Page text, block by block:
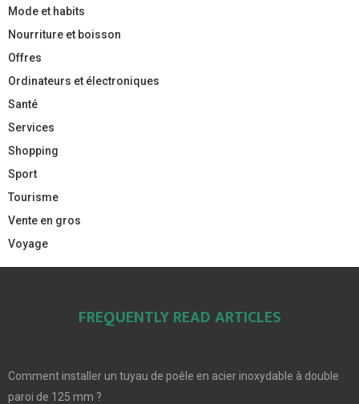
Mode et habits
Nourriture et boisson
Offres
Ordinateurs et électroniques
Santé
Services
Shopping
Sport
Tourisme
Vente en gros
Voyage
FREQUENTLY READ ARTICLES
Comment installer un tuyau de poêle en acier inoxydable à double
paroi de 125 mm ?